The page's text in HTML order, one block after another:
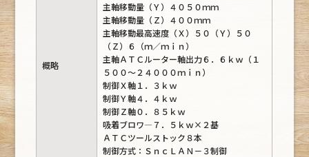
概略
主軸移動量（Ｙ）４０５０ｍｍ
主軸移動量（Ｚ）４００ｍｍ
主軸移動最高速度（Ｘ）５０（Ｙ）５０
（Ｚ）６（ｍ／ｍｉｎ）
主軸ＡＴＣルーター軸出力６．６ｋｗ（１
５００～２４０００ｍｉｎ）
制御Ｘ軸１．３ｋｗ
制御Ｙ軸４．４ｋｗ
制御Ｚ軸０．８５ｋｗ
吸着ブロワ―７．５ｋｗ×２基
ＡＴＣツールストック８本
制御方式：ＳｎｃＬＡＮ－３制御